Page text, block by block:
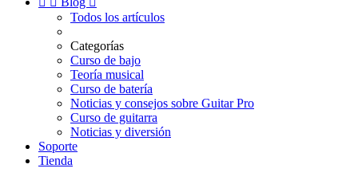
Todos los artículos
Categorías
Curso de bajo
Teoría musical
Curso de batería
Noticias y consejos sobre Guitar Pro
Curso de guitarra
Noticias y diversión
Soporte
Tienda